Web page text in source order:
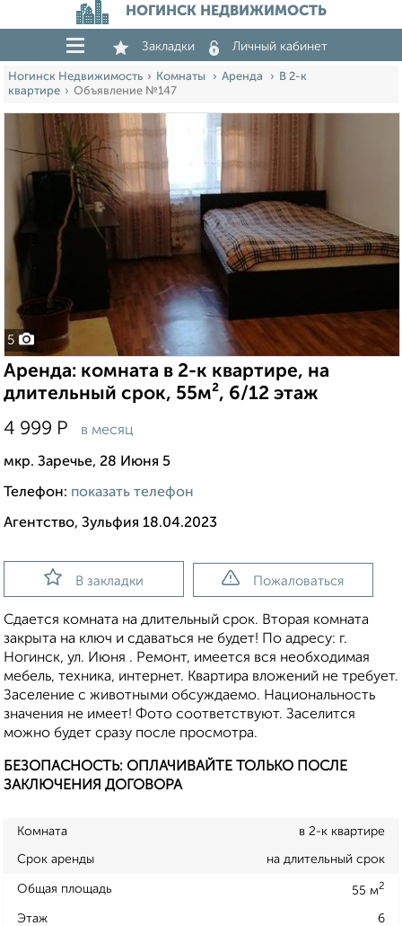
НОГИНСК НЕДВИЖИМОСТЬ
Закладки Личный кабинет
Ногинск Недвижимость Комнаты Аренда
В 2-к
квартире
Объявление №147
5
Аренда: комната в 2-к квартире, на
длительный срок, 55м², 6/12 этаж
4 999 Р в месяц
мкр. Заречье, 28 Июня 5
Телефон: показать телефон
Агентство, Зульфия 18.04.2023
В закладки Пожаловаться
Сдается комната на длительный срок. Вторая комната
закрыта на ключ и сдаваться не будет! По адресу: г.
Ногинск, ул. Июня . Ремонт, имеется вся необходимая
мебель, техника, интернет. Квартира вложений не требует.
Заселение с животными обсуждаемо. Национальность
значения не имеет! Фото соответствуют. Заселится
можно будет сразу после просмотра.
БЕЗОПАСНОСТЬ: ОПЛАЧИВАЙТЕ ТОЛЬКО ПОСЛЕ
ЗАКЛЮЧЕНИЯ ДОГОВОРА
Комната в 2-к квартире
Срок аренды на длительный срок
Общая площадь 55 м2
Этаж 6